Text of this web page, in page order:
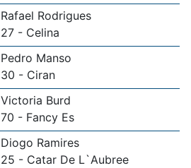
Rafael Rodrigues
27 - Celina
Pedro Manso
30 - Ciran
Victoria Burd
70 - Fancy Es
Diogo Ramires
25 - Catar De L`Aubree